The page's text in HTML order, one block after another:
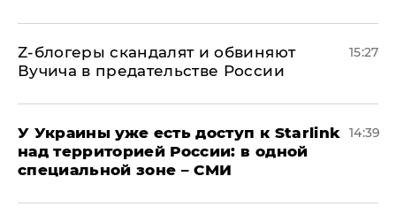
Z-блогеры скандалят и обвиняют
Вучича в предательстве России
15:27
У Украины уже есть доступ к Starlink
над территорией России: в одной
специальной зоне – СМИ
14:39